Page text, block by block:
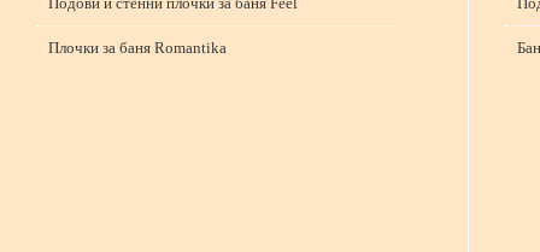
Плочки за баня Romantika